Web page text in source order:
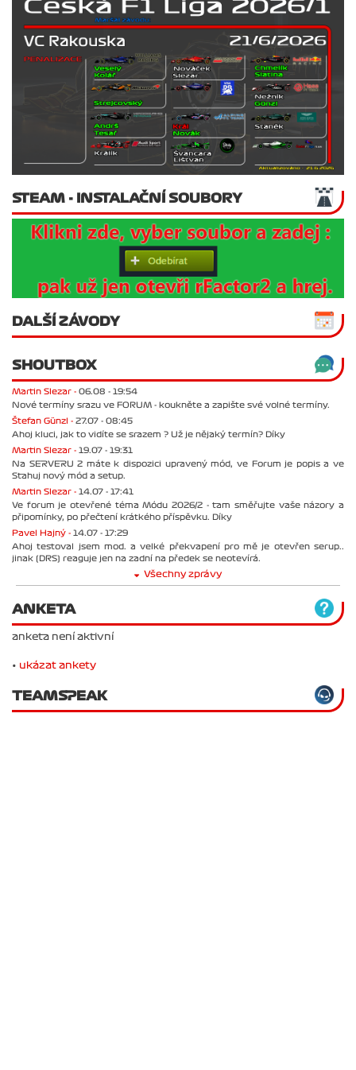
STEAM - INSTALAČNÍ SOUBORY
DALŠÍ ZÁVODY
SHOUTBOX
Martin Slezar - 06.08 - 19:54
Nové termíny srazu ve FORUM - koukněte a zapište své volné termíny.
Štefan Günzl - 27.07 - 08:45
Ahoj kluci, jak to vidíte se srazem ? Už je nějaký termín? Díky
Martin Slezar - 19.07 - 19:31
Na SERVERU 2 máte k dispozici upravený mód, ve Forum je popis a ve
Stahuj nový mód a setup.
Martin Slezar - 14.07 - 17:41
Ve forum je otevřené téma Módu 2026/2 - tam směřujte vaše názory a
připomínky, po přečtení krátkého příspěvku. Díky
Pavel Hajný - 14.07 - 17:29
Ahoj testoval jsem mod. a velké překvapení pro mě je otevřen serup..
jinak (DRS) reaguje jen na zadní na předek se neotevírá.
Všechny zprávy
ANKETA
anketa není aktivní
• ukázat ankety
TEAMSPEAK